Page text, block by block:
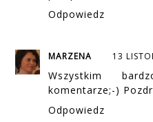
Odpowiedz
MARZENA 13
Wszystkim
komentarze;-)
Odpowiedz